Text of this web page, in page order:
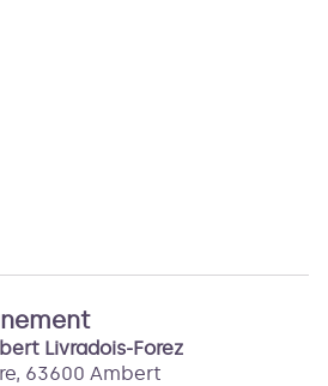
Livradois-Forez
63600 Ambert